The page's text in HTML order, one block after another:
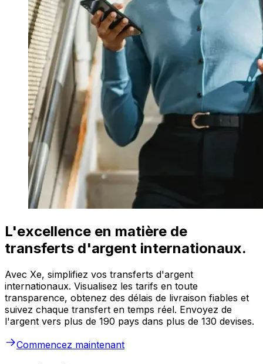
L'excellence en matière de
transferts d'argent internationaux.
Avec Xe, simplifiez vos transferts d'argent
internationaux. Visualisez les tarifs en toute
transparence, obtenez des délais de livraison fiables et
suivez chaque transfert en temps réel. Envoyez de
l'argent vers plus de 190 pays dans plus de 130 devises.
Commencez maintenant